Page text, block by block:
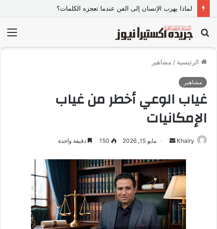
لماذا يهرب الإنسان إلى الفن عندما تعجزه الكلمات؟
بحث
عن
الرئيسية / مشاهير
مشاهير
غياب الوعي أخطر من غياب
الإمكانيات
Khairy
س
ل
ب
ر
د
مايو 15, 2026 150 دقيقة واحدة